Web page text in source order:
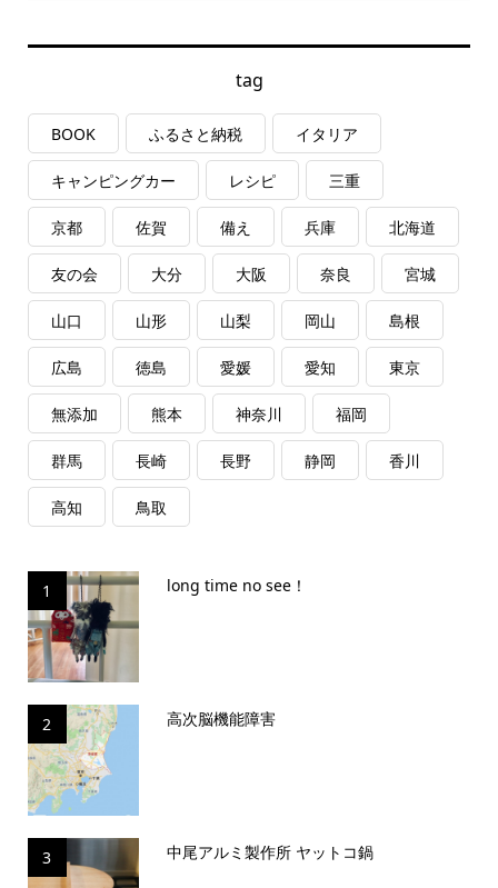
tag
BOOK ふるさと納税 イタリア
キャンピングカー レシピ 三重
京都 佐賀 備え 兵庫 北海道
友の会 大分 大阪 奈良 宮城
山口 山形 山梨 岡山 島根
広島 徳島 愛媛 愛知 東京
無添加 熊本 神奈川 福岡
群馬 長崎 長野 静岡 香川
高知 鳥取
1 long time no see！
2 高次脳機能障害
3 中尾アルミ製作所 ヤットコ鍋